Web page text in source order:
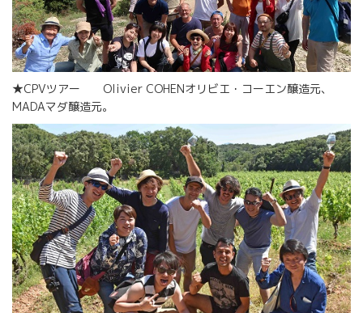
★CPVツアー Olivier COHENオリビエ・コーエン醸造元、
MADAマダ醸造元。